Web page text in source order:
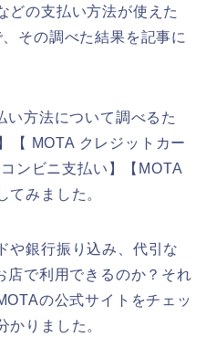
どの支払い方法が使えた
その調べた結果を記事に
い方法について調べるた
【 MOTA クレジットカー
ンビニ支払い】【MOTA
てみました。
や銀行振り込み、代引な
店で利用できるのか？それ
の公式サイトをチェッ
かりました。